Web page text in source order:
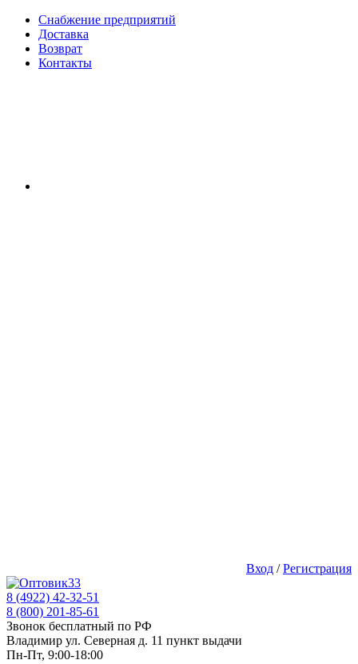
Снабжение предприятий
Доставка
Возврат
Контакты
Вход /Регистрация
8 (4922) 42-32-51
8 (800) 201-85-61
Звонок бесплатный по РФ
Владимир ул. Северная д. 11 пункт выдачи
Пн-Пт, 9:00-18:00